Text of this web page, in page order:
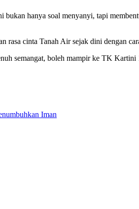
hanya soal menyanyi, tapi
rasa cinta Tanah Air sejak dini dengan
semangat, boleh mampir ke TK Kartini
Iman